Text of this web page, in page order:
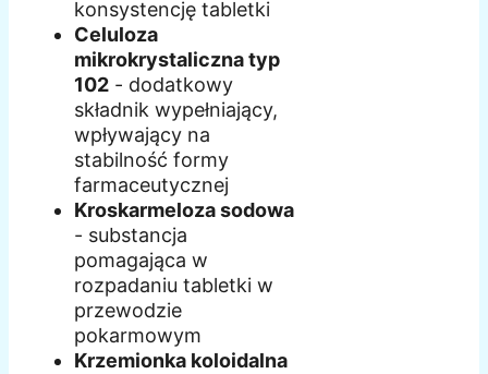
konsystencję tabletki
Celuloza
mikrokrystaliczna typ
102 - dodatkowy
składnik wypełniający,
wpływający na
stabilność formy
farmaceutycznej
Kroskarmeloza sodowa
- substancja
pomagająca w
rozpadaniu tabletki w
przewodzie
pokarmowym
Krzemionka koloidalna